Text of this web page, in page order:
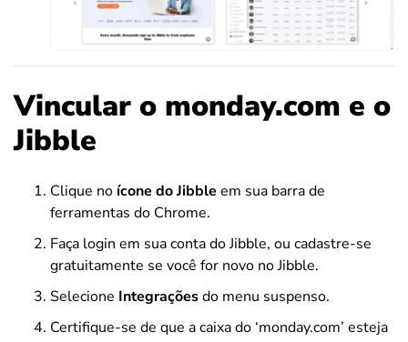
Vincular o monday.com e o
Jibble
Clique no ícone do Jibble em sua barra de
ferramentas do Chrome.
Faça login em sua conta do Jibble, ou cadastre-se
gratuitamente se você for novo no Jibble.
Selecione Integraçõesdo menu suspenso.
Certifique-se de que a caixa do ‘monday.com’ esteja